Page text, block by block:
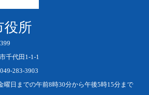
役所
千代田1-1-1
283-3903
曜日までの午前8時30分から午後5時15分まで